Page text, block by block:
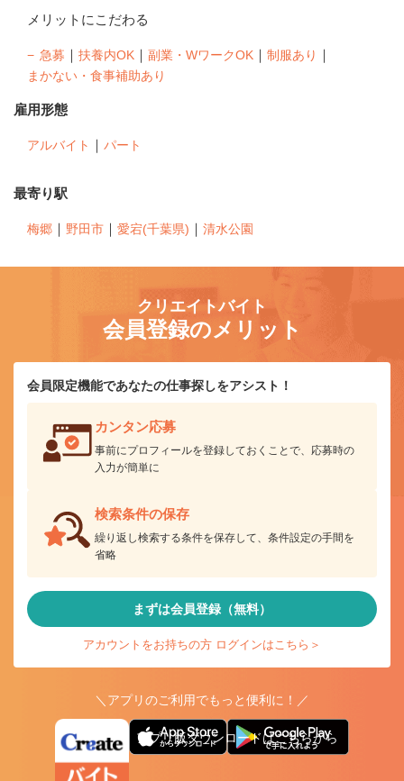
メリットにこだわる
急募 ｜ 扶養内OK ｜ 副業・WワークOK ｜ 制服あり ｜
まかない・食事補助あり
雇用形態
アルバイト ｜ パート
最寄り駅
梅郷 ｜ 野田市 ｜ 愛宕(千葉県) ｜ 清水公園
クリエイトバイト
会員登録のメリット
会員限定機能であなたの仕事探しをアシスト！
カンタン応募
事前にプロフィールを登録しておくことで、応募時の
入力が簡単に
検索条件の保存
繰り返し検索する条件を保存して、条件設定の手間を
省略
まずは会員登録（無料）
アカウントをお持ちの方 ログインはこちら＞
＼アプリのご利用でもっと便利に！／
アプリ版ダウンロードはこちらから